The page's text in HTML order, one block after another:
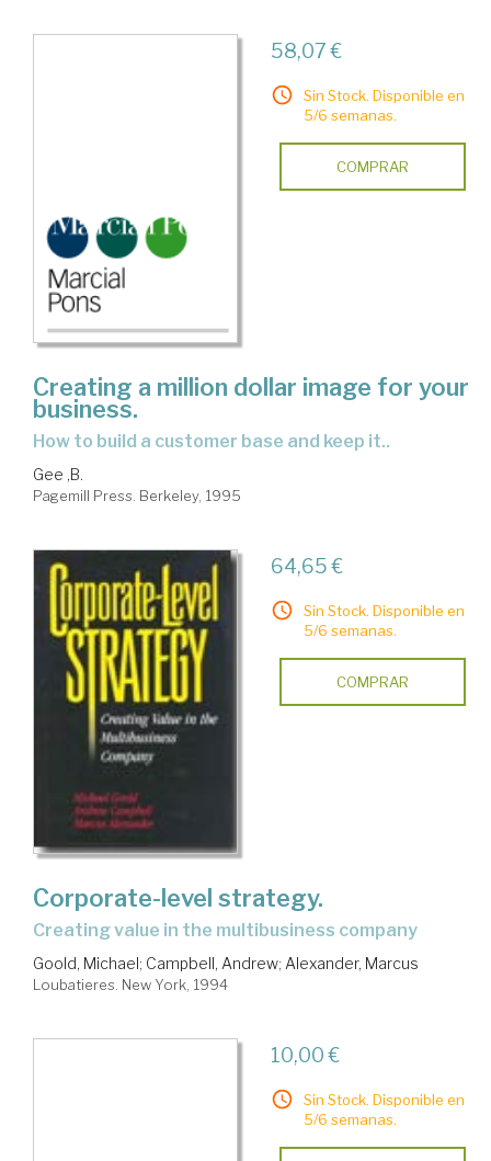
58,07 €
Sin Stock. Disponible en
5/6 semanas.
COMPRAR
Creating a million dollar image for your
business.
How to build a customer base and keep it..
Gee ,B.
Pagemill Press. Berkeley, 1995
64,65 €
Sin Stock. Disponible en
5/6 semanas.
COMPRAR
Corporate-level strategy.
Creating value in the multibusiness company
Goold, Michael; Campbell, Andrew; Alexander, Marcus
Loubatieres. New York, 1994
10,00 €
Sin Stock. Disponible en
5/6 semanas.